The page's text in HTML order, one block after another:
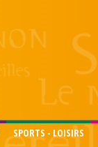
SPORTS - LOISIRS